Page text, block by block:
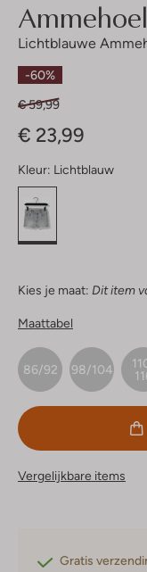
Lichtblauwe
-60%
€ 59,99
€ 23,99
Kleur: Lichtblauw
Kies je maat: Dit item
Maattabel
86/92 98/104
Vergelijkbare items
Gratis